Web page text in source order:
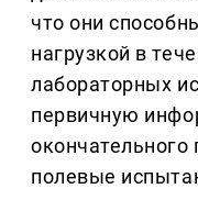
что они
нагрузкой в
лабораторных
первичную
окончательного
полевые